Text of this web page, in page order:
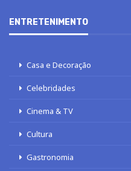
ENTRETENIMENTO
Casa e Decoração
Celebridades
Cinema & TV
Cultura
Gastronomia